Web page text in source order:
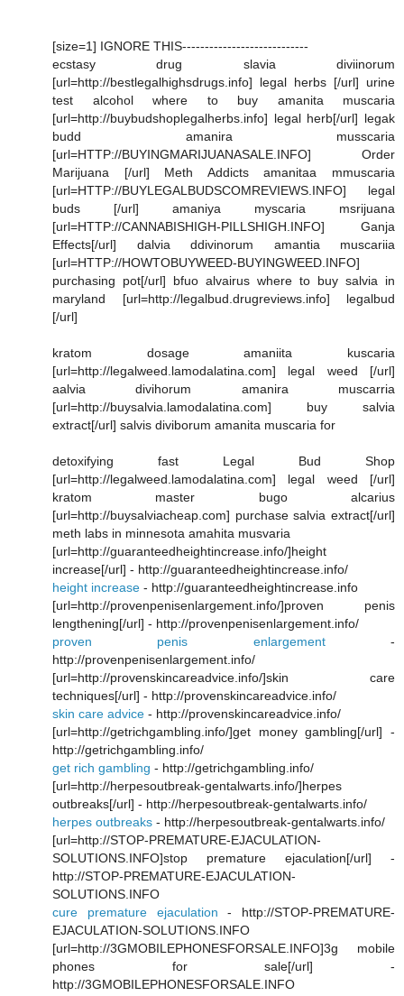
[size=1] IGNORE THIS----------------------------
ecstasy drug slavia diviinorum
[url=http://bestlegalhighsdrugs.info] legal herbs [/url] urine
test alcohol where to buy amanita muscaria
[url=http://buybudshoplegalherbs.info] legal herb[/url] legak
budd amanira musscaria
[url=HTTP://BUYINGMARIJUANASALE.INFO] Order
Marijuana [/url] Meth Addicts amanitaa mmuscaria
[url=HTTP://BUYLEGALBUDSCOMREVIEWS.INFO] legal
buds [/url] amaniya myscaria msrijuana
[url=HTTP://CANNABISHIGH-PILLSHIGH.INFO] Ganja
Effects[/url] dalvia ddivinorum amantia muscariia
[url=HTTP://HOWTOBUYWEED-BUYINGWEED.INFO]
purchasing pot[/url] bfuo alvairus where to buy salvia in
maryland [url=http://legalbud.drugreviews.info] legalbud
[/url]
kratom dosage amaniita kuscaria
[url=http://legalweed.lamodalatina.com] legal weed [/url]
aalvia divihorum amanira muscarria
[url=http://buysalvia.lamodalatina.com] buy salvia
extract[/url] salvis diviborum amanita muscaria for
detoxifying fast Legal Bud Shop
[url=http://legalweed.lamodalatina.com] legal weed [/url]
kratom master bugo alcarius
[url=http://buysalviacheap.com] purchase salvia extract[/url]
meth labs in minnesota amahita musvaria
[url=http://guaranteedheightincrease.info/]height
increase[/url] - http://guaranteedheightincrease.info/
height increase - http://guaranteedheightincrease.info
[url=http://provenpenisenlargement.info/]proven penis
lengthening[/url] - http://provenpenisenlargement.info/
proven penis enlargement-
http://provenpenisenlargement.info/
[url=http://provenskincareadvice.info/]skin care
techniques[/url] - http://provenskincareadvice.info/
skin care advice - http://provenskincareadvice.info/
[url=http://getrichgambling.info/]get money gambling[/url] -
http://getrichgambling.info/
get rich gambling - http://getrichgambling.info/
[url=http://herpesoutbreak-gentalwarts.info/]herpes
outbreaks[/url] - http://herpesoutbreak-gentalwarts.info/
herpes outbreaks - http://herpesoutbreak-gentalwarts.info/
[url=http://STOP-PREMATURE-EJACULATION-
SOLUTIONS.INFO]stop premature ejaculation[/url] -
http://STOP-PREMATURE-EJACULATION-
SOLUTIONS.INFO
cure premature ejaculation - http://STOP-PREMATURE-
EJACULATION-SOLUTIONS.INFO
[url=http://3GMOBILEPHONESFORSALE.INFO]3g mobile
phones for sale[/url] -
http://3GMOBILEPHONESFORSALE.INFO